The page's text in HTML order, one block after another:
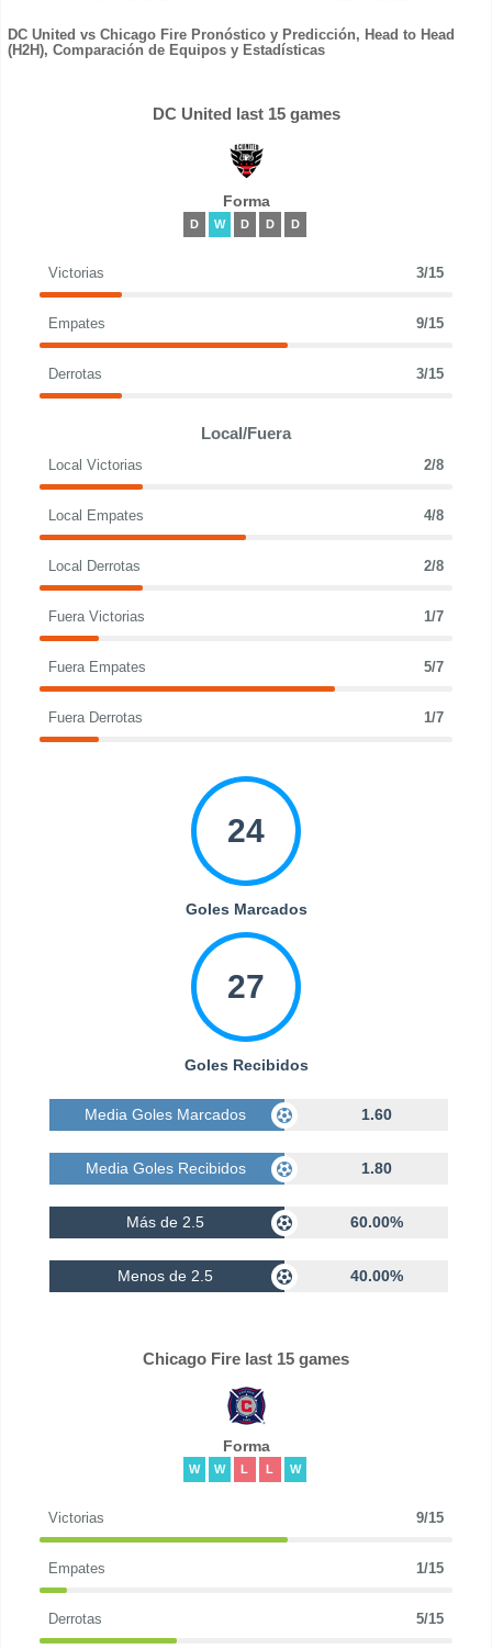
DC United vs Chicago Fire Pronóstico y Predicción, Head to Head
(H2H), Comparación de Equipos y Estadísticas
DC United last 15 games
Forma
D W D D D
Victorias 3/15
Empates 9/15
Derrotas 3/15
Local/Fuera
Local Victorias 2/8
Local Empates 4/8
Local Derrotas 2/8
Fuera Victorias 1/7
Fuera Empates 5/7
Fuera Derrotas 1/7
24
Goles Marcados
27
Goles Recibidos
Media Goles Marcados 1.60
Media Goles Recibidos 1.80
Más de 2.5 60.00%
Menos de 2.5 40.00%
Chicago Fire last 15 games
Forma
W W L L W
Victorias 9/15
Empates 1/15
Derrotas 5/15